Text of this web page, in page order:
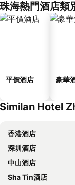
珠海熱門酒店類
平價酒店 豪華
Similan Hotel
香港酒店
深圳酒店
中山酒店
Sha Tin酒店